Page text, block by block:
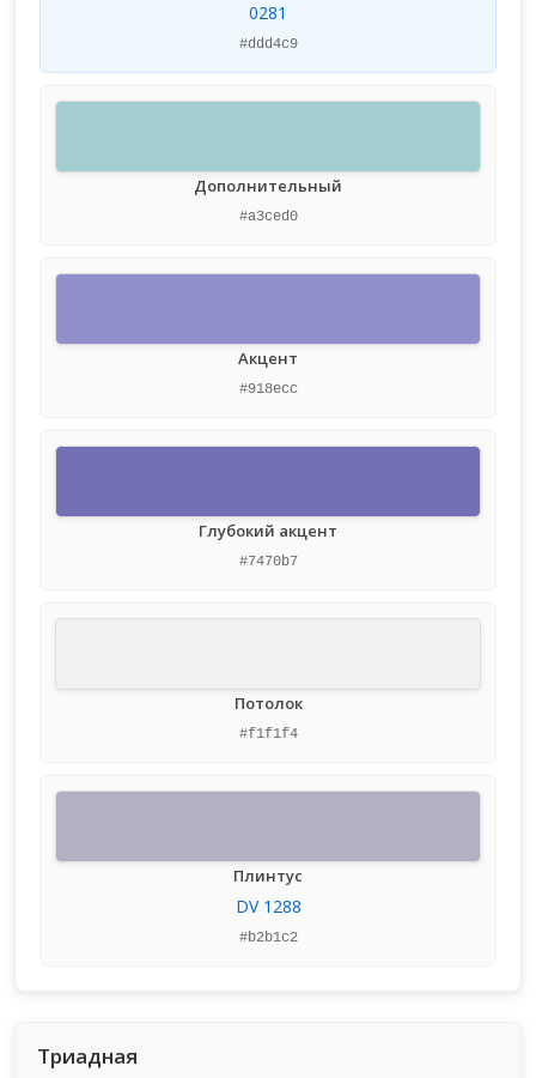
0281
#ddd4c9
Дополнительный
#a3ced0
Акцент
#918ecc
Глубокий акцент
#7470b7
Потолок
#f1f1f4
Плинтус
DV 1288
#b2b1c2
Триадная